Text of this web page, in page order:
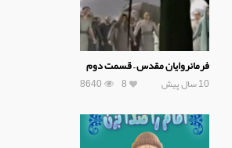
فرمانروایان مقدس – قسمت دوم
10 سال پیش 8640 8